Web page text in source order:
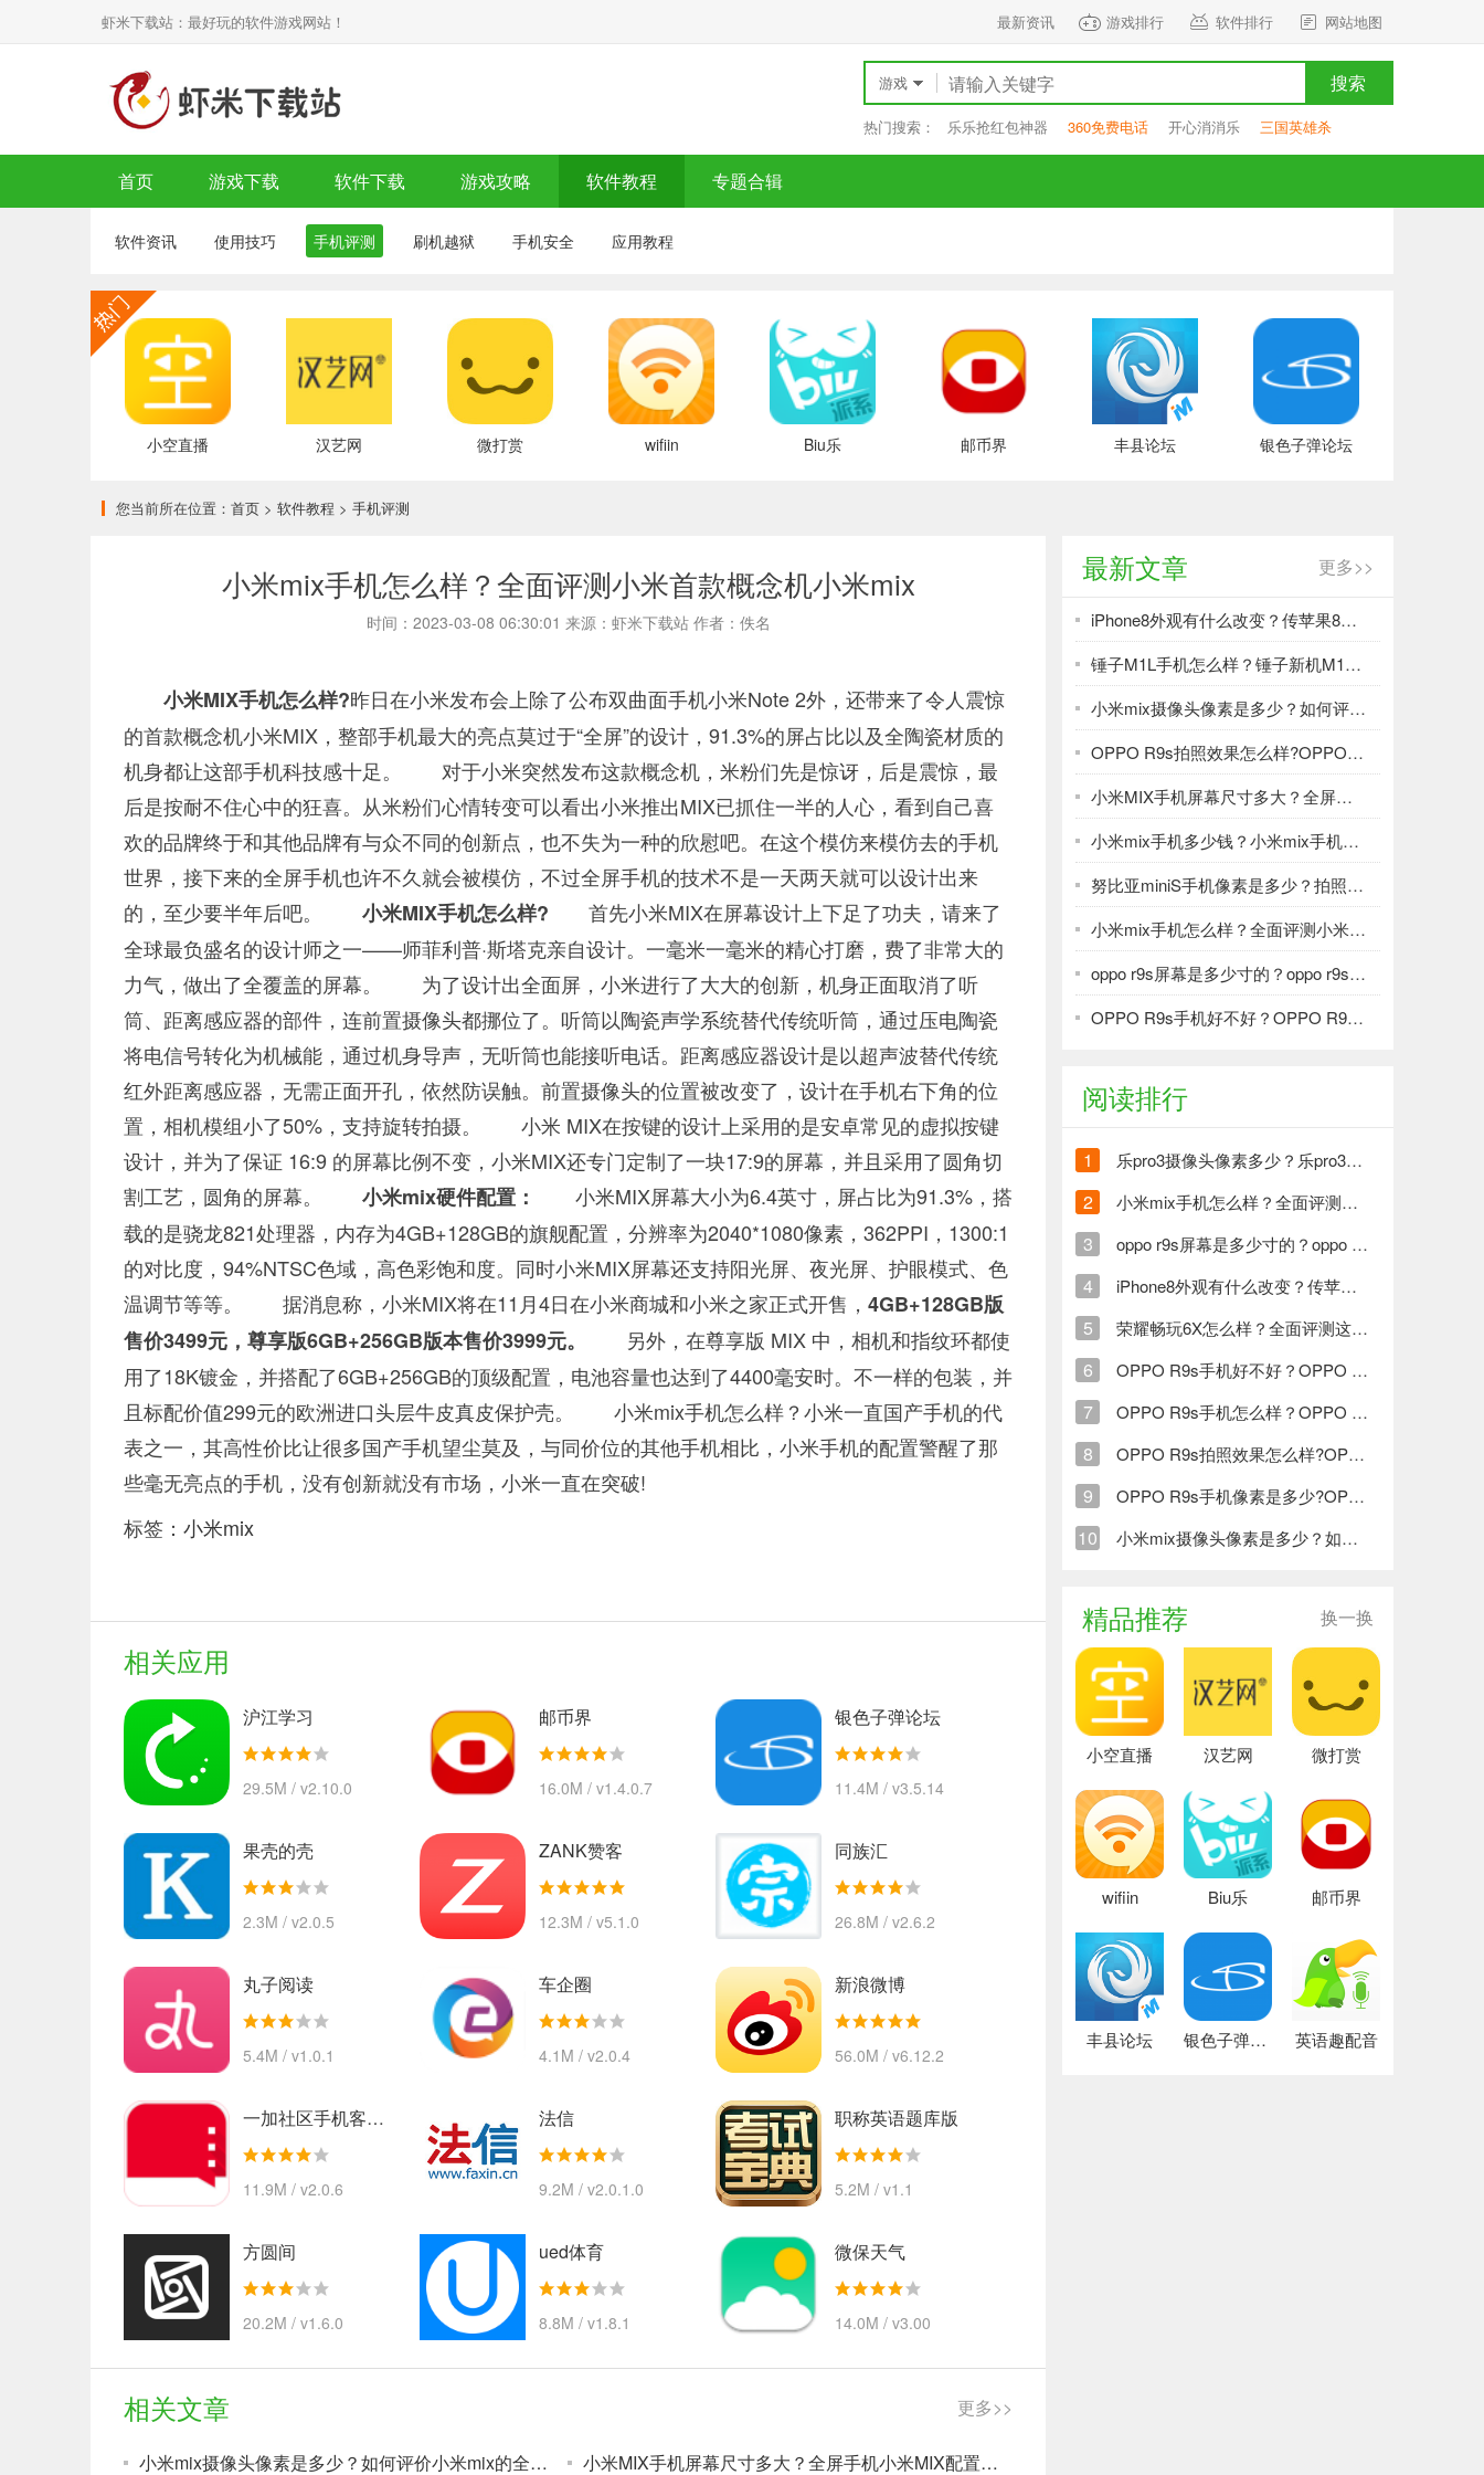
虾米下载站：最好玩的软件游戏网站！ 最新资讯 游戏排行 软件排行 网站地图
游戏 搜索
热门搜索： 乐乐抢红包神器 360免费电话 开心消消乐 三国英雄杀
首页 游戏下载 软件下载 游戏攻略 软件教程 专题合辑
软件资讯 使用技巧 手机评测 刷机越狱 手机安全 应用教程
小空直播 汉艺网 微打赏 wifiin Biu乐 邮币界 丰县论坛 银色子弹论坛
您当前所在位置： 首页 > 软件教程 > 手机评测
小米mix手机怎么样？全面评测小米首款概念机小米mix
时间：2023-03-08 06:30:01 来源：虾米下载站 作者：佚名
小米MIX手机怎么样?昨日在小米发布会上除了公布双曲面手机小米Note 2外，还带来了令人震惊
的首款概念机小米MIX，整部手机最大的亮点莫过于“全屏”的设计，91.3%的屏占比以及全陶瓷材质的
机身都让这部手机科技感十足。 对于小米突然发布这款概念机，米粉们先是惊讶，后是震惊，最
后是按耐不住心中的狂喜。从米粉们心情转变可以看出小米推出MIX已抓住一半的人心，看到自己喜
欢的品牌终于和其他品牌有与众不同的创新点，也不失为一种的欣慰吧。在这个模仿来模仿去的手机
世界，接下来的全屏手机也许不久就会被模仿，不过全屏手机的技术不是一天两天就可以设计出来
的，至少要半年后吧。
小米MIX手机怎么样? 首先小米MIX在屏幕设计上下足了功夫，请来了
全球最负盛名的设计师之一——师菲利普·斯塔克亲自设计。一毫米一毫米的精心打磨，费了非常大的
力气，做出了全覆盖的屏幕。 为了设计出全面屏，小米进行了大大的创新，机身正面取消了听
筒、距离感应器的部件，连前置摄像头都挪位了。听筒以陶瓷声学系统替代传统听筒，通过压电陶瓷
将电信号转化为机械能，通过机身导声，无听筒也能接听电话。距离感应器设计是以超声波替代传统
红外距离感应器，无需正面开孔，依然防误触。前置摄像头的位置被改变了，设计在手机右下角的位
置，相机模组小了50%，支持旋转拍摄。 小米 MIX在按键的设计上采用的是安卓常见的虚拟按键
设计，并为了保证 16:9 的屏幕比例不变，小米MIX还专门定制了一块17:9的屏幕，并且采用了圆角切
割工艺，圆角的屏幕。 小米mix硬件配置：
小米MIX屏幕大小为6.4英寸，屏占比为91.3%，搭
载的是骁龙821处理器，内存为4GB+128GB的旗舰配置，分辨率为2040*1080像素，362PPI，1300:1
的对比度，94%NTSC色域，高色彩饱和度。同时小米MIX屏幕还支持阳光屏、夜光屏、护眼模式、色
温调节等等。 据消息称，小米MIX将在11月4日在小米商城和小米之家正式开售， 4GB+128GB版
售价3499元，尊享版6GB+256GB版本售价3999元。
另外，在尊享版 MIX 中，相机和指纹环都使
用了18K镀金，并搭配了6GB+256GB的顶级配置，电池容量也达到了4400毫安时。不一样的包装，并
且标配价值299元的欧洲进口头层牛皮真皮保护壳。 小米mix手机怎么样？小米一直国产手机的代
表之一，其高性价比让很多国产手机望尘莫及，与同价位的其他手机相比，小米手机的配置警醒了那
些毫无亮点的手机，没有创新就没有市场，小米一直在突破!
标签： 小米mix
相关应用
沪江学习
29.5M / v2.10.0
邮币界
16.0M / v1.4.0.7
银色子弹论坛
11.4M / v3.5.14
果壳的壳
2.3M / v2.0.5
ZANK赞客
12.3M / v5.1.0
同族汇
26.8M / v2.6.2
丸子阅读
5.4M / v1.0.1
车企圈
4.1M / v2.0.4
新浪微博
56.0M / v6.12.2
一加社区手机客户端
11.9M / v2.0.6
法信
9.2M / v2.0.1.0
职称英语题库版
5.2M / v1.1
方圆间
20.2M / v1.6.0
ued体育
8.8M / v1.8.1
微保天气
14.0M / v3.00
相关文章 更多>>
小米mix摄像头像素是多少？如何评价小米mix的全面屏概念手机？ 小米MIX手机屏幕尺寸多大？全屏手机小米MIX配置图一览
最新文章 更多>>
iPhone8外观有什么改变？传苹果8将有3款
锤子M1L手机怎么样？锤子新机M1L全面评测
小米mix摄像头像素是多少？如何评价小米mix的全面屏概念手机？
OPPO R9s拍照效果怎么样?OPPO R9s拍照效果体验
小米MIX手机屏幕尺寸多大？全屏手机小米MIX配置图一览
小米mix手机多少钱？小米mix手机上市时间一览
努比亚miniS手机像素是多少？拍照神机努比亚Z11 miniS评测
小米mix手机怎么样？全面评测小米首款概念机小米mix
oppo r9s屏幕是多少寸的？oppo r9s手机屏幕尺寸有多大？
OPPO R9s手机好不好？OPPO R9s手机全面评测
阅读排行
1 乐pro3摄像头像素多少？乐pro3摄像头拍照效果怎么样？
2 小米mix手机怎么样？全面评测小米首款概念机小米mix
3 oppo r9s屏幕是多少寸的？oppo r9s手机屏幕尺寸有多大？
4 iPhone8外观有什么改变？传苹果8将有3款
5 荣耀畅玩6X怎么样？全面评测这款双摄像头千元神机
6 OPPO R9s手机好不好？OPPO R9s手机全面评测
7 OPPO R9s手机怎么样？OPPO R9s上市时间什么时候？
8 OPPO R9s拍照效果怎么样?OPPO R9s拍照效果体验
9 OPPO R9s手机像素是多少?OPPO R9s首款采用双核对焦技术的手机！
10 小米mix摄像头像素是多少？如何评价小米mix的全面屏概念手机？
精品推荐 换一换
小空直播 汉艺网 微打赏
wifiin Biu乐 邮币界
丰县论坛 银色子弹论坛 英语趣配音